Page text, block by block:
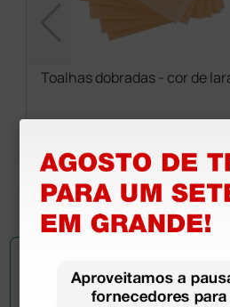
Toalhas dobradas - cor de
(Preço sem IVA)